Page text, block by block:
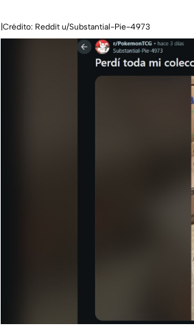
|Crédito: Reddit u/Substantial-Pie-4973